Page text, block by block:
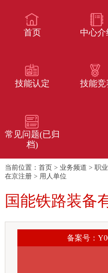
首页 中心介
技能认定 技能竞
常见问题(已归
档)
当前位置： 首页 > 业务频道 > 职
在京注册 > 用人单位
国能铁路装备
备案号：